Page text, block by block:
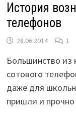
История
телефонов
28.06.2014 1
Большинство из
сотового
даже для
пришли и